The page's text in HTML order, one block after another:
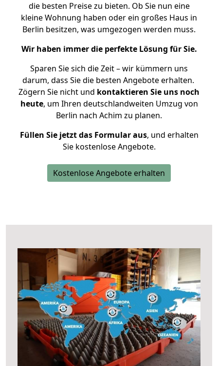
die besten Preise zu bieten. Ob Sie nun eine
kleine Wohnung haben oder ein großes Haus in
Berlin besitzen, was umgezogen werden muss.
Wir haben immer die perfekte Lösung für Sie.
Sparen Sie sich die Zeit – wir kümmern uns
darum, dass Sie die besten Angebote erhalten.
Zögern Sie nicht und kontaktieren Sie uns noch
heute, um Ihren deutschlandweiten Umzug von
Berlin nach Achim zu planen.
Füllen Sie jetzt das Formular aus, und erhalten
Sie kostenlose Angebote.
Kostenlose Angebote erhalten